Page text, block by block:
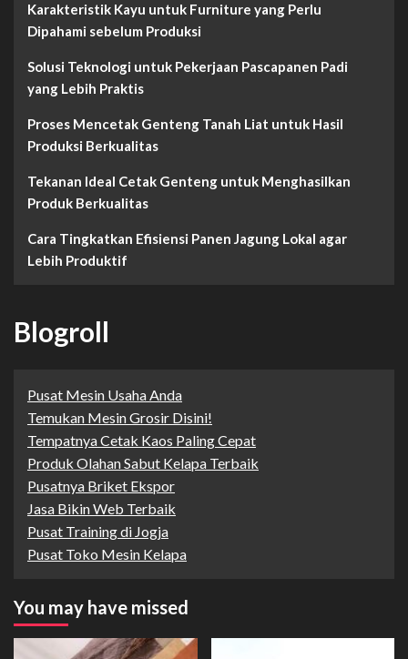
Karakteristik Kayu untuk Furniture yang Perlu
Dipahami sebelum Produksi
Solusi Teknologi untuk Pekerjaan Pascapanen Padi
yang Lebih Praktis
Proses Mencetak Genteng Tanah Liat untuk Hasil
Produksi Berkualitas
Tekanan Ideal Cetak Genteng untuk Menghasilkan
Produk Berkualitas
Cara Tingkatkan Efisiensi Panen Jagung Lokal agar
Lebih Produktif
Blogroll
Pusat Mesin Usaha Anda
Temukan Mesin Grosir Disini!
Tempatnya Cetak Kaos Paling Cepat
Produk Olahan Sabut Kelapa Terbaik
Pusatnya Briket Ekspor
Jasa Bikin Web Terbaik
Pusat Training di Jogja
Pusat Toko Mesin Kelapa
You may have missed